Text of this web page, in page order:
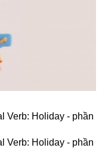
Verb: Holiday - phần
Verb: Holiday - phần